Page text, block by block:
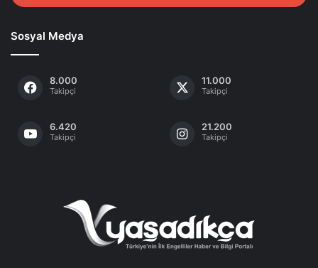
Sosyal Medya
8.000
Takipçi
11.000
Takipçi
6.420
Takipçi
21.200
Takipçi